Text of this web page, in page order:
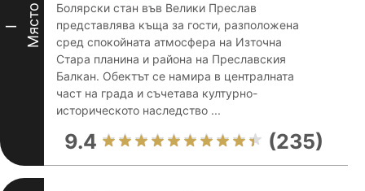
I Място
Болярски стан във Велики Преслав
представлява къща за гости, разположена
сред спокойната атмосфера на Източна
Стара планина и района на Преславския
Балкан. Обектът се намира в централната
част на града и съчетава културно-
историческото наследство ...
9.4 (235)